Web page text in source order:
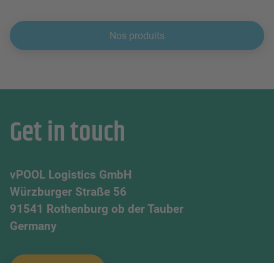
Nos produits
Get in touch
vPOOL Logistics GmbH
Würzburger Straße 56
91541 Rothenburg ob der Tauber
Germany